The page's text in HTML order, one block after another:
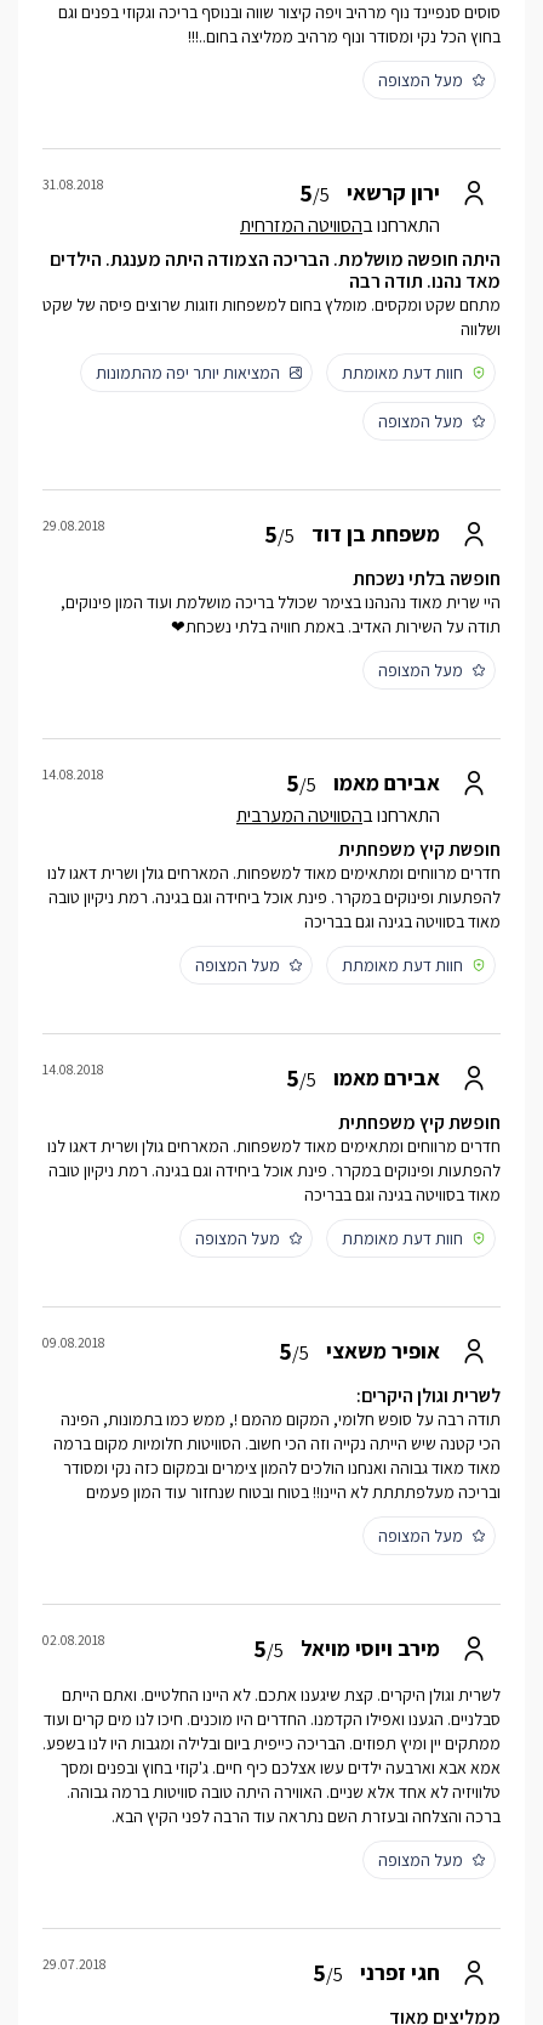
סוסים סנפיינד נוף מרהיב ויפה קיצור שווה ובנוסף בריכה וגקוזי בפנים וגם
בחוץ הכל נקי ומסודר ונוף מרהיב ממליצה בחום..!!!
מעל המצופה
ירון קרשאי 5/5
התארחנו בהסוויטה המזרחית
31.08.2018
היתה חופשה מושלמת. הבריכה הצמודה היתה מענגת. הילדים
מאד נהנו. תודה רבה
מתחם שקט ומקסים. מומלץ בחום למשפחות וזוגות שרוצים פיסה של שקט
ושלווה
חוות דעת מאומתת
המציאות יותר יפה מהתמונות
מעל המצופה
משפחת בן דוד 5/5
29.08.2018
חופשה בלתי נשכחת
היי שרית מאוד נהנהנו בצימר שכולל בריכה מושלמת ועוד המון פינוקים,
תודה על השירות האדיב. באמת חוויה בלתי נשכחת❤
מעל המצופה
אבירם מאמו 5/5
התארחנו בהסוויטה המערבית
14.08.2018
חופשת קיץ משפחתית
חדרים מרווחים ומתאימים מאוד למשפחות. המארחים גולן ושרית דאגו לנו
להפתעות ופינוקים במקרר. פינת אוכל ביחידה וגם בגינה. רמת ניקיון טובה
מאוד בסוויטה בגינה וגם בבריכה
חוות דעת מאומתת
מעל המצופה
אבירם מאמו 5/5
14.08.2018
חופשת קיץ משפחתית
חדרים מרווחים ומתאימים מאוד למשפחות. המארחים גולן ושרית דאגו לנו
להפתעות ופינוקים במקרר. פינת אוכל ביחידה וגם בגינה. רמת ניקיון טובה
מאוד בסוויטה בגינה וגם בבריכה
חוות דעת מאומתת
מעל המצופה
אופיר משאצי 5/5
09.08.2018
לשרית וגולן היקרים:
תודה רבה על סופש חלומי, המקום מהמם !, ממש כמו בתמונות, הפינה
הכי קטנה שיש הייתה נקייה וזה הכי חשוב. הסוויטות חלומיות מקום ברמה
מאוד מאוד גבוהה ואנחנו הולכים להמון צימרים ובמקום כזה נקי ומסודר
ובריכה מעלפתתתת לא היינו!! בטוח ובטוח שנחזור עוד המון פעמים
מעל המצופה
מירב ויוסי מויאל 5/5
02.08.2018
לשרית וגולן היקרים. קצת שיגענו אתכם. לא היינו החלטיים. ואתם הייתם
סבלניים. הגענו ואפילו הקדמנו. החדרים היו מוכנים. חיכו לנו מים קרים ועוד
ממתקים יין ומיץ תפוזים. הבריכה כייפית ביום ובלילה ומגבות היו לנו בשפע.
אמא אבא וארבעה ילדים עשו אצלכם כיף חיים. ג'קוזי בחוץ ובפנים ומסך
טלוויזיה לא אחד אלא שניים. האווירה היתה טובה סוויטות ברמה גבוהה.
ברכה והצלחה ובעזרת השם נתראה עוד הרבה לפני הקיץ הבא.
מעל המצופה
חגי זפרני 5/5
29.07.2018
ממליצים מאוד